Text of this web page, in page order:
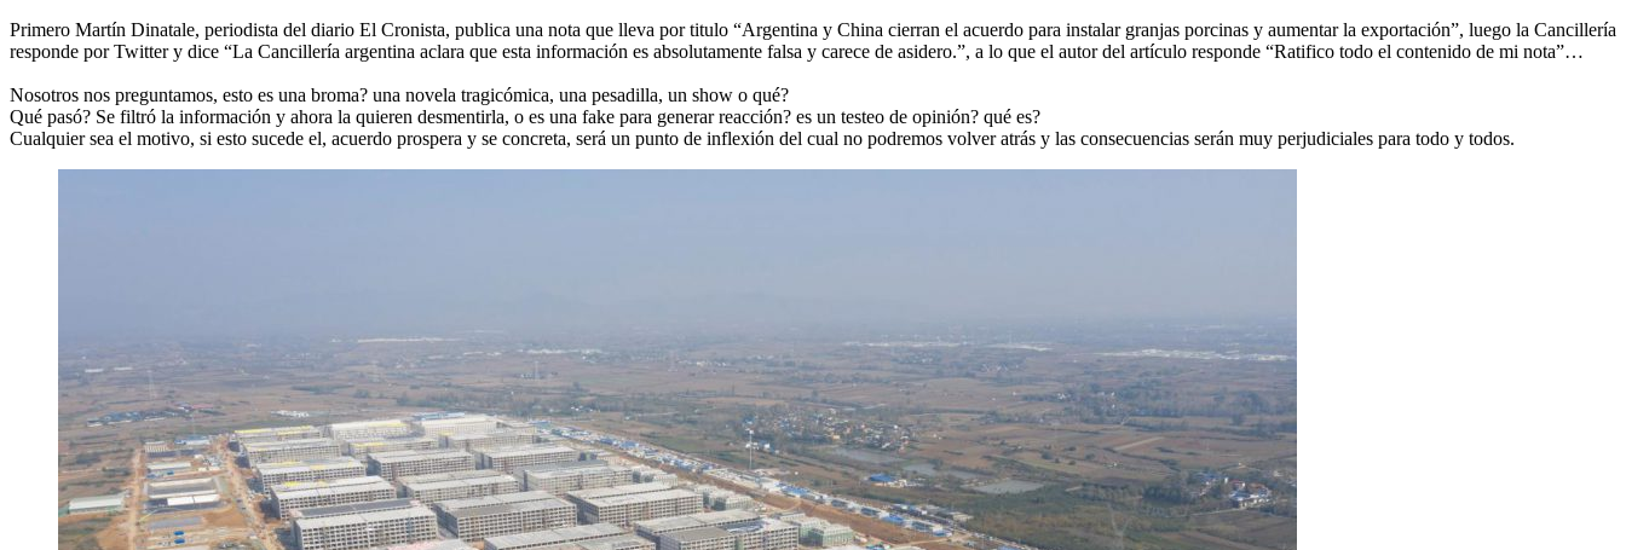
Primero Martín Dinatale, periodista del diario El Cronista, publica una nota que lleva por titulo “Argentina y China cierran el acuerdo para instalar granjas porcinas y aumentar la exportación”, luego la Cancillería
responde por Twitter y dice “La Cancillería argentina aclara que esta información es absolutamente falsa y carece de asidero.”, a lo que el autor del artículo responde “Ratifico todo el contenido de mi nota”…
Nosotros nos preguntamos, esto es una broma? una novela tragicómica, una pesadilla, un show o qué?
Qué pasó? Se filtró la información y ahora la quieren desmentirla, o es una fake para generar reacción? es un testeo de opinión? qué es?
Cualquier sea el motivo, si esto sucede el, acuerdo prospera y se concreta, será un punto de inflexión del cual no podremos volver atrás y las consecuencias serán muy perjudiciales para todo y todos.